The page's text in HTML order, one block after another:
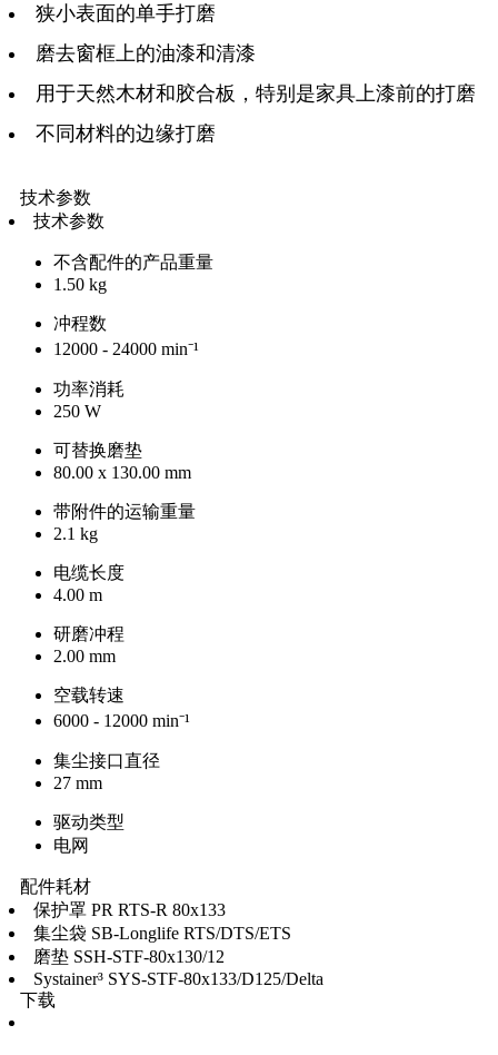
狭小表面的单手打磨
磨去窗框上的油漆和清漆
用于天然木材和胶合板，特别是家具上漆前的打磨
不同材料的边缘打磨
技术参数
技术参数
不含配件的产品重量
1.50 kg
冲程数
12000 - 24000 min⁻¹
功率消耗
250 W
可替换磨垫
80.00 x 130.00 mm
带附件的运输重量
2.1 kg
电缆长度
4.00 m
研磨冲程
2.00 mm
空载转速
6000 - 12000 min⁻¹
集尘接口直径
27 mm
驱动类型
电网
配件耗材
保护罩 PR RTS-R 80x133
集尘袋 SB-Longlife RTS/DTS/ETS
磨垫 SSH-STF-80x130/12
Systainer³ SYS-STF-80x133/D125/Delta
下载